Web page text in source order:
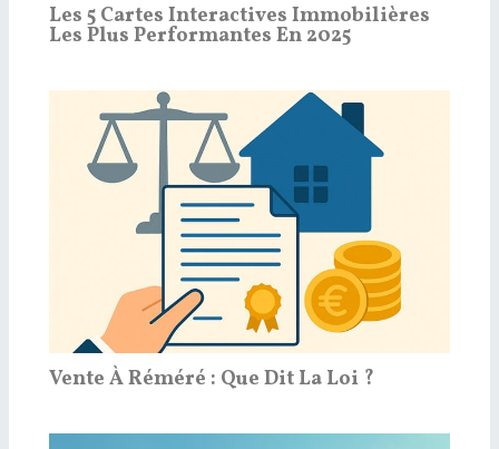
Les 5 Cartes Interactives Immobilières
Les Plus Performantes En 2025
Vente À Réméré : Que Dit La Loi ?